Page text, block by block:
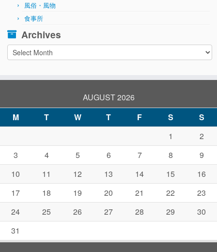
風俗・風物
食事所
Archives
Archives
AUGUST 2026
M
T W T F S
S
1
2
3
4 5 6 7 8
9
10
11 12 13 14 15
16
17
18 19 20 21 22
23
24
25 26 27 28 29
30
31